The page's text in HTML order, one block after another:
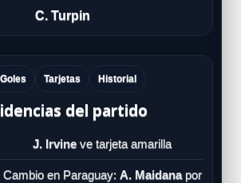
C. Turpin
Goles Tarjetas Historial
del partido
J. Irvine ve tarjeta amarilla
Cambio en Paraguay: A. Maidanapor